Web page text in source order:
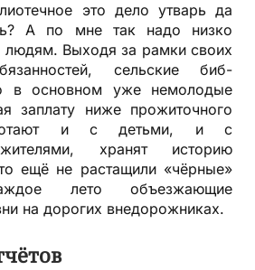
это дело утварь да
А по мне так надо низко
людям. Выходя за рамки своих
сельские биб­
в основном уже немолодые
заплату ниже прожиточного
и с детьми, и с
хранят историю
ещё не растащили «чёрные»
лето объезжающие
на дорогих внедорожниках.